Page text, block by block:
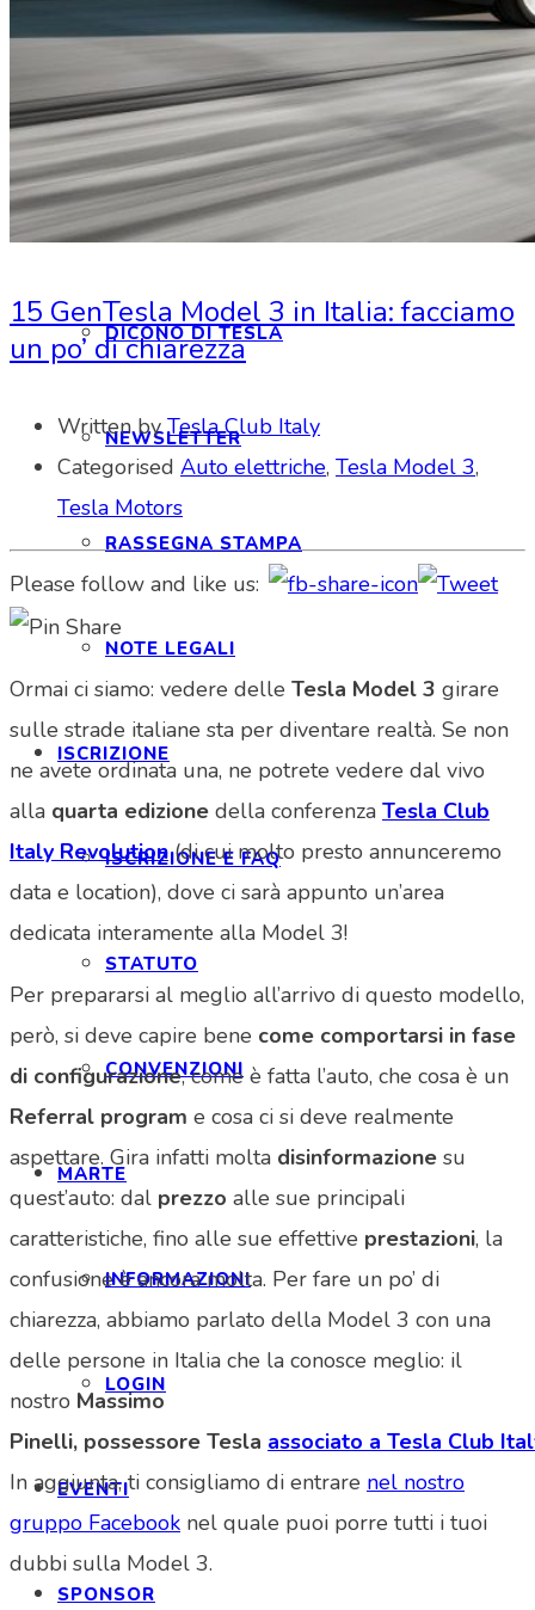
INTERAGIAMO!
DICONO DI NOI
DICONO DI TESLA
NEWSLETTER
RASSEGNA STAMPA
NOTE LEGALI
ISCRIZIONE
ISCRIZIONE E FAQ
STATUTO
CONVENZIONI
MARTE
INFORMAZIONI
LOGIN
EVENTI
SPONSOR
15 GenTesla Model 3 in Italia: facciamo
un po’ di chiarezza
Written byTesla Club Italy
Categorised Auto elettriche, Tesla Model 3,
Tesla Motors
Please follow and like us:
Ormai ci siamo: vedere delle Tesla Model 3 girare
sulle strade italiane sta per diventare realtà. Se non
ne avete ordinata una, ne potrete vedere dal vivo
alla quarta edizione della conferenza Tesla Club
Italy Revolution (di cui molto presto annunceremo
data e location), dove ci sarà appunto un’area
dedicata interamente alla Model 3!
Per prepararsi al meglio all’arrivo di questo modello,
però, si deve capire bene come comportarsi in fase
di configurazione, come è fatta l’auto, che cosa è un
Referral program e cosa ci si deve realmente
aspettare. Gira infatti molta disinformazione su
quest’auto: dal prezzo alle sue principali
caratteristiche, fino alle sue effettive prestazioni, la
confusione è ancora molta. Per fare un po’ di
chiarezza, abbiamo parlato della Model 3 con una
delle persone in Italia che la conosce meglio: il
nostro Massimo
Pinelli, possessore Tesla associato a Tesla Club
In aggiunta, ti consigliamo di entrare nel nostro
gruppo Facebook nel quale puoi porre tutti i tuoi
dubbi sulla Model 3.